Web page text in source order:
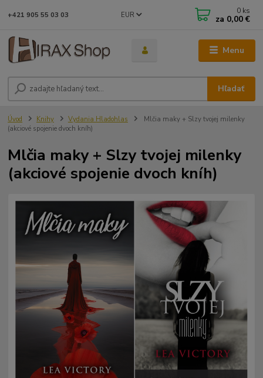
Menu
EUR
Hľadať
+421 905 55 03 03 0 ks
za 0,00 €
Úvod Knihy Vydania Hladohlas
Mlčia maky + Slzy tvojej milenky
(akciové spojenie dvoch kníh)
Mlčia maky + Slzy tvojej milenky
(akciové spojenie dvoch kníh)